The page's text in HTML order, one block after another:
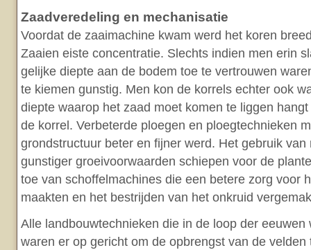
Zaadveredeling en mechanisatie
Voordat de zaaimachine kwam werd het koren
Zaaien eiste concentratie. Slechts indien men erin
gelijke diepte aan de bodem toe te vertrouwen
te kiemen gunstig. Men kon de korrels echter ook
diepte waarop het zaad moet komen te liggen
de korrel. Verbeterde ploegen en ploegtechnieken
grondstructuur beter en fijner werd. Het gebruik van
gunstiger groeivoorwaarden schiepen voor de
toe van schoffelmachines die een betere zorg voor
maakten en het bestrijden van het onkruid
Alle landbouwtechnieken die in de loop der eeuwen
waren er op gericht om de opbrengst van de velden